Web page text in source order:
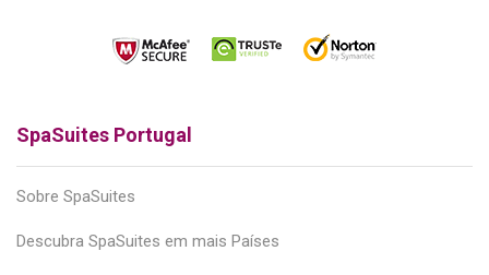
SpaSuites Portugal
Sobre SpaSuites
Descubra SpaSuites em mais Países